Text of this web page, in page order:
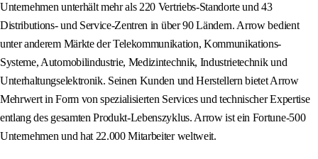
Unternehmen unterhält mehr als 220 Vertriebs-Standorte und 43
Distributions- und Service-Zentren in über 90 Ländern. Arrow bedient
unter anderem Märkte der Telekommunikation, Kommunikations-
Systeme, Automobilindustrie, Medizintechnik, Industrietechnik und
Unterhaltungselektronik. Seinen Kunden und Herstellern bietet Arrow
Mehrwert in Form von spezialisierten Services und technischer Expertise
entlang des gesamten Produkt-Lebenszyklus. Arrow ist ein Fortune-500
Unternehmen und hat 22.000 Mitarbeiter weltweit.